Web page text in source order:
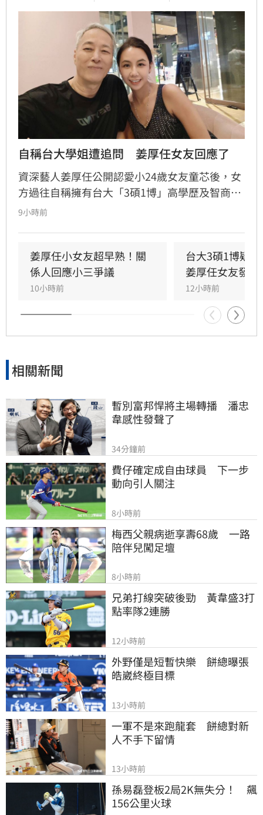
自稱台大學姐遭追問　姜厚任女友回應了
資深藝人姜厚任公開認愛小24歲女友童芯後，女
方過往自稱擁有台大「3碩1博」高學歷及智商
146等背景引發外界高度質疑。童芯日前於社群
件，導致話題持續發酵，網友針對其學歷真實性
仍存有諸多疑問。面對女友身陷輿論風波，姜厚
任展現力挺態度，笑稱兩人的戀情已像偵探片，
9小時前
姜厚任小女友超早熟！關
係人回應小三爭議
10小時前
台大3碩1博疑
姜厚任女友發聲
12小時前
相關新聞
暫別富邦悍將主場轉播　潘忠
韋感性發聲了
34分鐘前
費仔確定成自由球員　下一步
動向引人關注
8小時前
梅西父親病逝享壽68歲　一路
陪伴兒闖足壇
8小時前
兄弟打線突破後勁　黃韋盛3打
點率隊2連勝
12小時前
外野僅是短暫快樂　餅總曝張
皓崴終極目標
13小時前
一軍不是來跑龍套　餅總對新
人不手下留情
13小時前
孫易磊登板2局2K無失分！　飆
156公里火球